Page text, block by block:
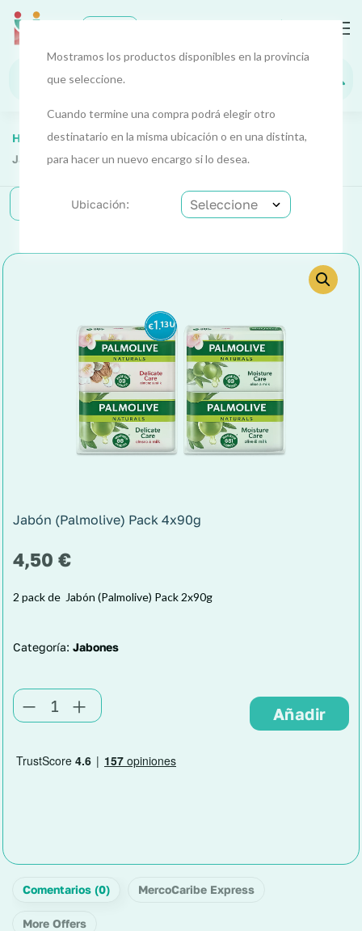
Mostramos los productos disponibles en la provincia
que seleccione.
Cuando termine una compra podrá elegir otro
destinatario en la misma ubicación o en una distinta,
para hacer un nuevo encargo si lo desea.
Ubicación:
Home Cuidado Personal Cuidado 2
Jabones
Jabón (Palmolive) Pack 4x90g
Categorías
Jabón (Palmolive) Pack 4x90g
4,50 €
2 pack de Jabón (Palmolive) Pack 2x90g
Categoría: Jabones
Comentarios (0) MercoCaribe Express
More Offers